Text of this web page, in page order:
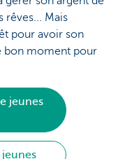
rêves... Mais
pour avoir son
bon moment pour
jeunes